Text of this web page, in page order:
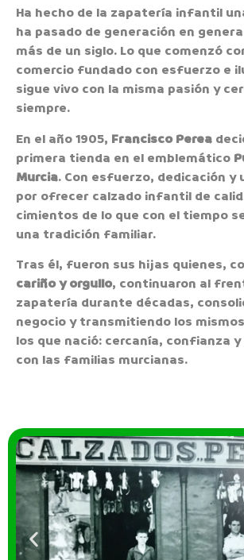
Ha hecho de la zapatería infantil
ha pasado de generación en
más de un siglo. Lo que comenzó
comercio fundado con esfuerzo e
sigue vivo con la misma pasión y
siempre.
En el año 1905, Francisco Perea
primera tienda en el emblemático
Murcia. Con esfuerzo, dedicación y
por ofrecer calzado infantil de
cimientos de lo que con el tiempo
una tradición familiar.
Tras él, fueron sus hijas quienes,
cariño y orgullo, continuaron al
zapatería durante décadas,
negocio y transmitiendo los
los que nació: cercanía, confianza
con las familias murcianas.